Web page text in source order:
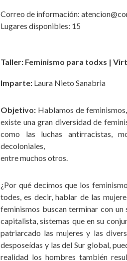
Correo de información:
Lugares disponibles: 15
Taller: Feminismo para todxs |
Imparte: Laura Nieto Sanabria
Objetivo: Hablamos de
existe una gran diversidad de
como las luchas antirracistas,
decoloniales,
entre muchos otros.
¿Por qué decimos que los
todes, es decir, hablar de las
feminismos buscan terminar con
capitalista, sistemas que en su
patriarcado las mujeres y las
desposeídas y las del Sur global,
realidad los hombres también